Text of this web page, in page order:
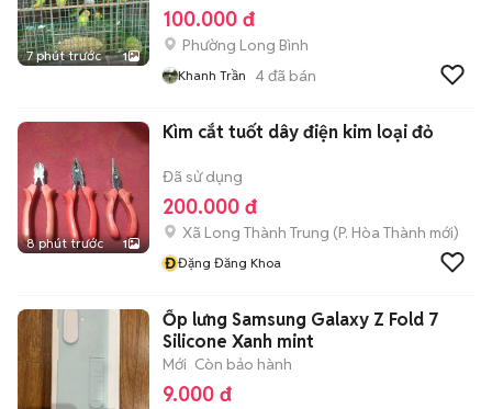
7 phút trước 1
100.000 đ
Phường Long Bình
Khanh Trần 4đã bán
8 phút trước 1
Kìm cắt tuốt dây điện kim loại đỏ
Đã sử dụng
200.000 đ
Xã Long Thành Trung (P. Hòa Thành mới)
ĐĐặng Đăng Khoa
Ốp lưng Samsung Galaxy Z Fold 7
Silicone Xanh mint
Mới Còn bảo hành
9.000 đ